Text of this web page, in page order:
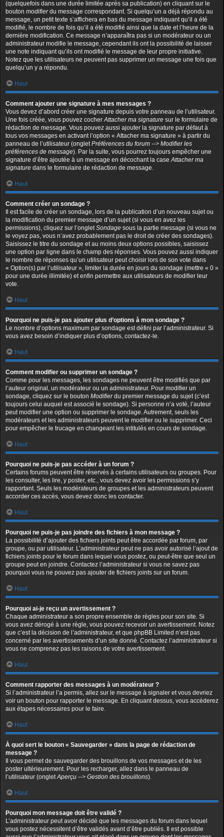
(quelquefois dans une durée limitée après sa publication) en cliquant sur le
bouton modifierdu message correspondant. Si quelqu’un a déjà répondu au
message, un petit texte s’affichera en bas du message indiquant qu’il a été
modifié, le nombre de fois qu’il a été modifié ainsi que la date et l’heure de la
dernière modification. Ce message n’apparaîtra pas si un modérateur ou un
administrateur modifie le message, cependant ils ont la possibilité de laisser
une note indiquant qu’ils ont modifié le message de leur propre initiative.
Notez que les utilisateurs ne peuvent pas supprimer un message une fois que
quelqu’un y a répondu.
Haut
Comment ajouter une signature à mes messages ?
Vous devez d’abord créer une signature depuis votre panneau de l’utilisateur.
Une fois créée, vous pouvez cocherAttacher ma signature sur le formulaire de
rédaction de message. Vous pouvez aussi ajouter la signature par défaut à
tous vos messages en activant l’option « Attacher ma signature » à partir du
panneau de l’utilisateur (ongletPréférences du forum --> Modifier les
préférences de message). Par la suite, vous pourrez toujours empêcher une
signature d’être ajoutée à un message en décochant la caseAttacher ma
signature dans le formulaire de rédaction de message.
Haut
Comment créer un sondage ?
Il est facile de créer un sondage, lors de la publication d’un nouveau sujet ou
la modification du premier message d’un sujet (si vous en avez les
permissions), cliquez sur l’ongletSondage sous la partie message (si vous ne
le voyez pas, vous n’avez probablement pas le droit de créer des sondages).
Saisissez le titre du sondage et au moins deux options possibles, saisissez
une option par ligne dans le champ des réponses. Vous pouvez aussi indiquer
le nombre de réponses qu’un utilisateur peut choisir lors de son vote dans
« Option(s) par l’utilisateur », limiter la durée en jours du sondage (mettre « 0 »
pour une durée illimitée) et enfin permettre aux utilisateurs de modifier leur
vote.
Haut
Pourquoi ne puis-je pas ajouter plus d’options à mon sondage ?
Le nombre d’options maximum par sondage est défini par l’administrateur. Si
vous avez besoin d’indiquer plus d’options, contactez-le.
Haut
Comment modifier ou supprimer un sondage ?
Comme pour les messages, les sondages ne peuvent être modifiés que par
l’auteur original, un modérateur ou un administrateur. Pour modifier un
sondage, cliquez sur le bouton Modifierdu premier message du sujet (c’est
toujours celui auquel est associé le sondage). Si personne n’a voté, l’auteur
peut modifier une option ou supprimer le sondage. Autrement, seuls les
modérateurs et les administrateurs peuvent le modifier ou le supprimer. Ceci
pour empêcher le trucage en changeant les intitulés en cours de sondage.
Haut
Pourquoi ne puis-je pas accéder à un forum ?
Certains forums peuvent être réservés à certains utilisateurs ou groupes. Pour
les consulter, les lire, y poster, etc., vous devez avoir les permissions s’y
rapportant. Seuls les modérateurs de groupes et les administrateurs peuvent
accorder ces accès, vous devez donc les contacter.
Haut
Pourquoi ne puis-je pas joindre des fichiers à mon message ?
La possibilité d’ajouter des fichiers joints peut être accordée par forum, par
groupe, ou par utilisateur. L’administrateur peut ne pas avoir autorisé l’ajout de
fichiers joints pour le forum dans lequel vous postez, ou peut-être que seul un
groupe peut en joindre. Contactez l’administrateur si vous ne savez pas
pourquoi vous ne pouvez pas ajouter de fichiers joints sur un forum.
Haut
Pourquoi ai-je reçu un avertissement ?
Chaque administrateur a son propre ensemble de règles pour son site. Si
vous avez dérogé à une règle, vous pouvez recevoir un avertissement. Notez
que c’est la décision de l’administrateur, et que phpBB Limited n’est pas
concerné par les avertissements d’un site donné. Contactez l’administrateur si
vous ne comprenez pas les raisons de votre avertissement.
Haut
Comment rapporter des messages à un modérateur ?
Si l’administrateur l’a permis, allez sur le message à signaler et vous devriez
voir un bouton pour rapporter le message. En cliquant dessus, vous accéderez
aux étapes nécessaires pour le faire.
Haut
À quoi sert le bouton « Sauvegarder » dans la page de rédaction de
message ?
Il vous permet de sauvegarder des brouillons de vos messages et de les
poster ultérieurement. Pour les recharger, allez dans le panneau de
l’utilisateur (ongletAperçu --> Gestion des brouillons).
Haut
Pourquoi mon message doit être validé ?
L’administrateur peut avoir décidé que les messages du forum dans lequel
vous postez nécessitent d’être validés avant d’être publiés. Il est possible